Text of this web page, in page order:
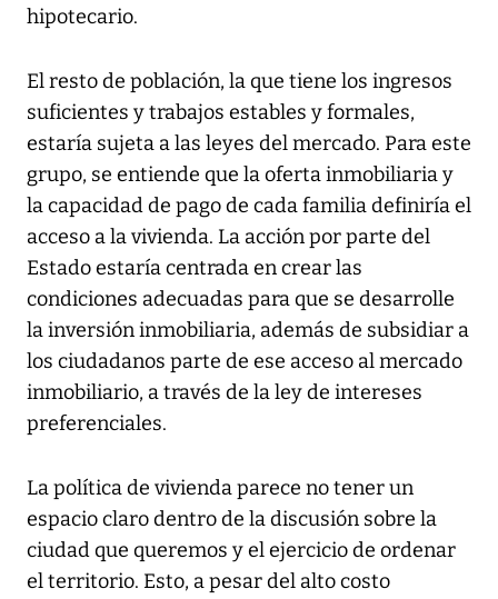
hipotecario.
El resto de población, la que tiene los ingresos
suficientes y trabajos estables y formales,
estaría sujeta a las leyes del mercado. Para este
grupo, se entiende que la oferta inmobiliaria y
la capacidad de pago de cada familia definiría el
acceso a la vivienda. La acción por parte del
Estado estaría centrada en crear las
condiciones adecuadas para que se desarrolle
la inversión inmobiliaria, además de subsidiar a
los ciudadanos parte de ese acceso al mercado
inmobiliario, a través de la ley de intereses
preferenciales.
La política de vivienda parece no tener un
espacio claro dentro de la discusión sobre la
ciudad que queremos y el ejercicio de ordenar
el territorio. Esto, a pesar del alto costo